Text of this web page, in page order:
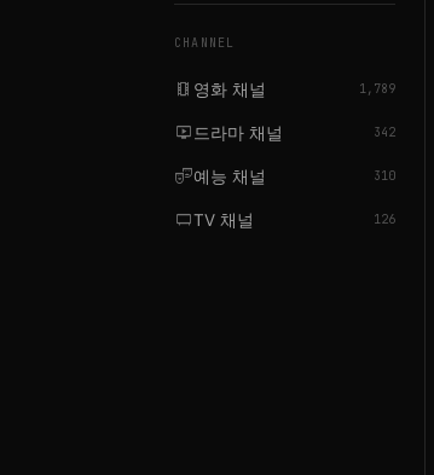
CHANNEL
local_movies 영화 채널 1,789
live_tv 드라마 채널 342
theater_comedy예능 채널 310
tv_genTV 채널 126